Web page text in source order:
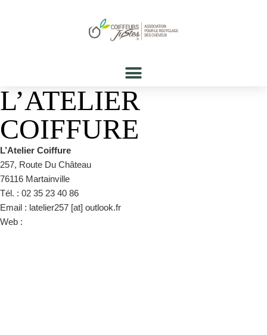
L’ATELIER
COIFFURE
L’Atelier Coiffure
257, Route Du Château
76116 Martainville
Tél. : 02 35 23 40 86
Email : latelier257 [at] outlook.fr
Web :